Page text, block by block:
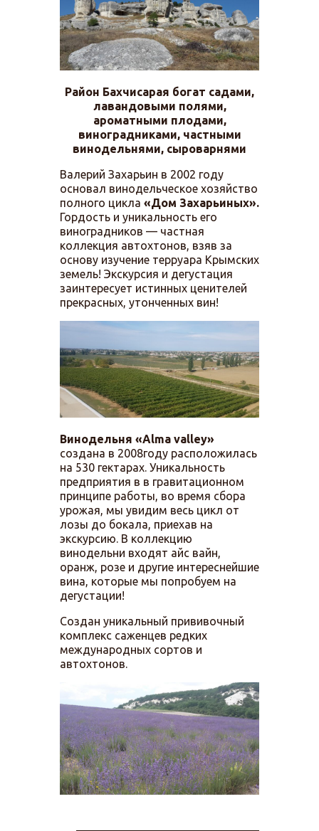
Район Бахчисарая богат садами,
лавандовыми полями,
ароматными плодами,
виноградниками, частными
винодельнями, сыроварнями
Валерий Захарьин в 2002 году
основал винодельческое хозяйство
полного цикла «Дом Захарьиных».
Гордость и уникальность его
виноградников — частная
коллекция автохтонов, взяв за
основу изучение терруара Крымских
земель! Экскурсия и дегустация
заинтересует истинных ценителей
прекрасных, утонченных вин!
Винодельня «Alma valley»
создана в 2008году расположилась
на 530 гектарах. Уникальность
предприятия в в гравитационном
принципе работы, во время сбора
урожая, мы увидим весь цикл от
лозы до бокала, приехав на
экскурсию. В коллекцию
винодельни входят айс вайн,
оранж, розе и другие интереснейшие
вина, которые мы попробуем на
дегустации!
Создан уникальный прививочный
комплекс саженцев редких
международных сортов и
автохтонов.